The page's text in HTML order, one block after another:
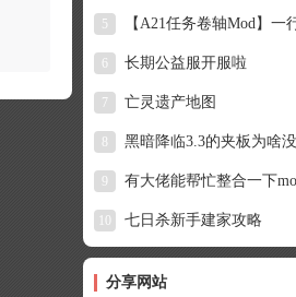
5 【A21任务卷轴Mod】一行代码实现禁
6 长期公益服开服啦
7 亡灵遗产地图
黑暗降临3.3的夹板为啥
9 有大佬能帮忙整合一下
七日杀新手建家攻略
分享网站